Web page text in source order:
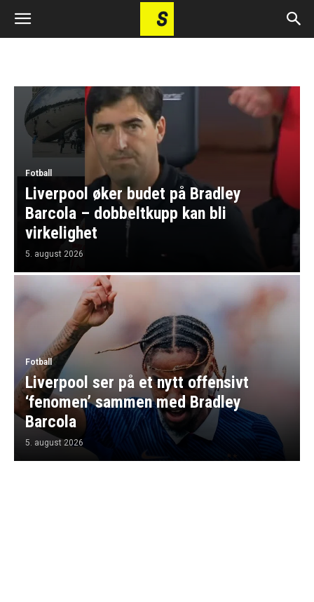
Fotball
Liverpool øker budet på Bradley
Barcola – dobbeltkupp kan bli
virkelighet
5. august 2026
Fotball
Liverpool ser på et nytt offensivt
‘fenomen’ sammen med Bradley
Barcola
5. august 2026